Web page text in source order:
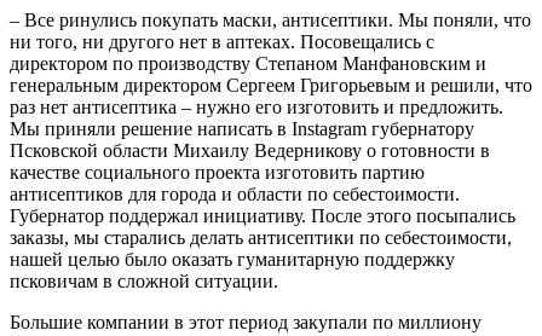
– Все ринулись покупать маски, антисептики. Мы поняли, что
ни того, ни другого нет в аптеках. Посовещались с
директором по производству Степаном Манфановским и
генеральным директором Сергеем Григорьевым и решили, что
раз нет антисептика – нужно его изготовить и предложить.
Мы приняли решение написать в Instagram губернатору
Псковской области Михаилу Ведерникову о готовности в
качестве социального проекта изготовить партию
антисептиков для города и области по себестоимости.
Губернатор поддержал инициативу. После этого посыпались
заказы, мы старались делать антисептики по себестоимости,
нашей целью было оказать гуманитарную поддержку
псковичам в сложной ситуации.
Большие компании в этот период закупали по миллиону